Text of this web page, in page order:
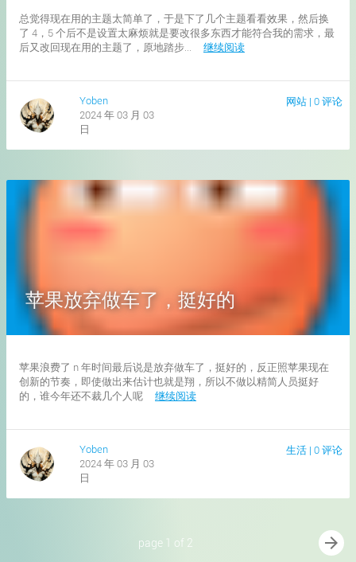
总觉得现在用的主题太简单了，于是下了几个主题看看效果，然后换
了 4，5 个后不是设置太麻烦就是要改很多东西才能符合我的需求，最
后又改回现在用的主题了，原地踏步... 继续阅读
Yoben
2024 年 03 月 03
日
网站 |0 评论
苹果放弃做车了，挺好的
苹果浪费了 n 年时间最后说是放弃做车了，挺好的，反正照苹果现在
创新的节奏，即使做出来估计也就是翔，所以不做以精简人员挺好
的，谁今年还不裁几个人呢 继续阅读
Yoben
2024 年 03 月 03
日
生活 |0 评论
page 1 of 2 arrow_forward